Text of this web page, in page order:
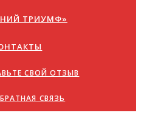
ТРИУМФ»
СВОЙ ОТЗЫВ
СВЯЗЬ